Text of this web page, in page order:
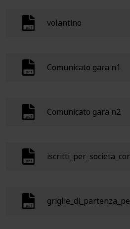
volantino
Comunicato gara n1
Comunicato gara n2